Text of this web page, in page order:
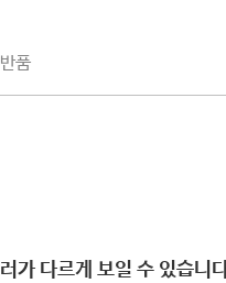
품
가 다르게 보일 수 있습니